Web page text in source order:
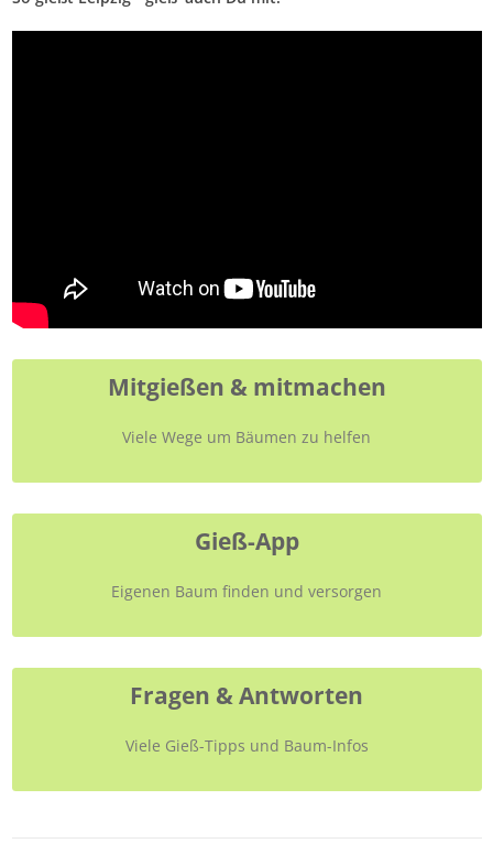
Mitgießen & mitmachen
Viele Wege um Bäumen zu helfen
Gieß-App
Eigenen Baum finden und versorgen
Fragen & Antworten
Viele Gieß-Tipps und Baum-Infos